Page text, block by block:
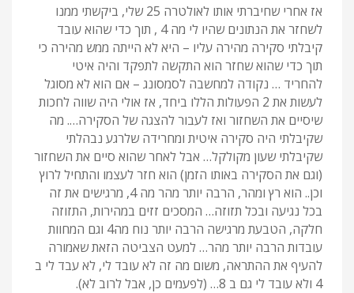
אז אחרי שחיברתי אותו לאולטרה 25 שלי, ביקשתי ממנו
לשחזר את הנתונים שהיו לי מה 4 , תוך כדי שהוא עובד
קיבלתי סקירה מהירה עליו – היא לא הייתה ממש מהירה כי
תוך כדי שהוא שחזר הוא התקשה לתפקד והיה איטי
להחריד … נקודה למחשבה לסמסונג – אם הוא לא מסוגל
לעשות את 2 הפעולות הללו ביחד, אז אולי היה שווה לחכות
שיסיים את השחזור ואז לעבור להצגה של הסקירה…. מה
שקיבלתי היה סקירה איטית ומחרידה שלרגע נבהלתי
שקיבלתי שעון מקולקל… אבל לאחר שהוא סיים את השחזור
(וגם את הסקירה באותו הזמן) הוא חזר לעצמו והתחיל לרוץ
וכן.. הוא רץ ומהר, הרבה יותר מהר מה 4, מרגישים את זה
בכל נגיעה ובכל תזוזה… המסכים זזים במהירות, התזוזה
חלקה, הטבעת מרגישה הרבה יותר נוח מה4 וגם המחוות
עובדות הרבה יותר מהר… למעט הצביטה הזאת שאמורה
להעיף את ההתראה, משום מה זה לא עובד לי, לא עבד לי ב
4 ולא עובד לי גם ב 8… (לפעמים כן, אבל לרוב לא).